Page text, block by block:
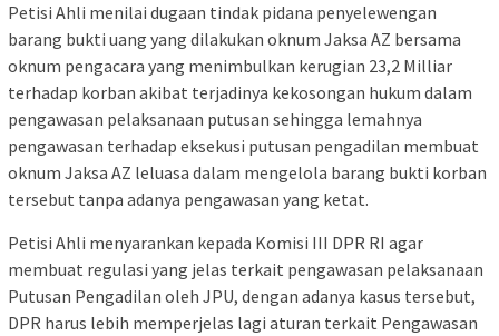
Petisi Ahli menilai dugaan tindak pidana penyelewengan
barang bukti uang yang dilakukan oknum Jaksa AZ bersama
oknum pengacara yang menimbulkan kerugian 23,2 Milliar
terhadap korban akibat terjadinya kekosongan hukum dalam
pengawasan pelaksanaan putusan sehingga lemahnya
pengawasan terhadap eksekusi putusan pengadilan membuat
oknum Jaksa AZ leluasa dalam mengelola barang bukti korban
tersebut tanpa adanya pengawasan yang ketat.
Petisi Ahli menyarankan kepada Komisi III DPR RI agar
membuat regulasi yang jelas terkait pengawasan pelaksanaan
Putusan Pengadilan oleh JPU, dengan adanya kasus tersebut,
DPR harus lebih memperjelas lagi aturan terkait Pengawasan